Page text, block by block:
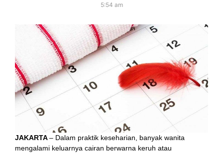
5:54 am
JAKARTA– Dalam praktik keseharian, banyak wanita
mengalami keluarnya cairan berwarna keruh atau